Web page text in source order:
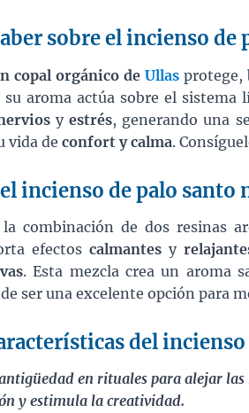
sobre el incienso de
copal orgánico de Ullasprotege,
su aroma actúa sobre el
yestrés, generando una
vida de confort y calma.
incienso de palo santo
la combinación de dos resinas
efectos calmantesy
. Esta mezcla crea un aroma
ser una excelente opción para
del
en rituales para alejar las
y estimula la creatividad.